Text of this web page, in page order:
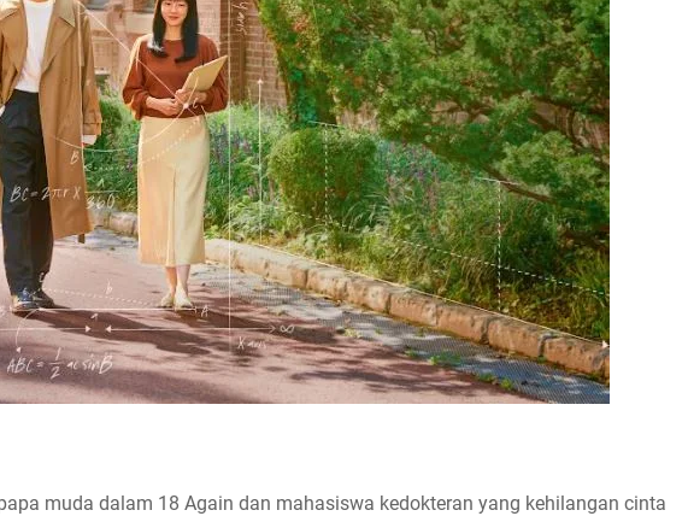
muda dalam 18 Again dan mahasiswa kedokteran yang kehilangan cinta